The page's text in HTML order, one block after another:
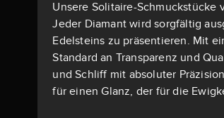
Unsere Solitaire-Schmuckstücke
Jeder Diamant wird sorgfältig
Edelsteins zu präsentieren. Mit
Standard an Transparenz und
und Schliff mit absoluter
für einen Glanz, der für die